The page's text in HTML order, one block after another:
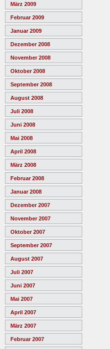
März 2009
Februar 2009
Januar 2009
Dezember 2008
November 2008
Oktober 2008
September 2008
August 2008
Juli 2008
Juni 2008
Mai 2008
April 2008
März 2008
Februar 2008
Januar 2008
Dezember 2007
November 2007
Oktober 2007
September 2007
August 2007
Juli 2007
Juni 2007
Mai 2007
April 2007
März 2007
Februar 2007